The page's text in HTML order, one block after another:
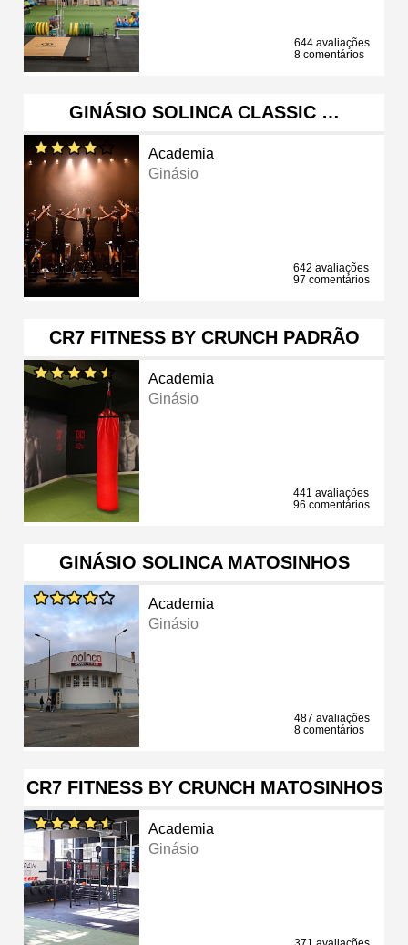
644 avaliações
8 comentários
GINÁSIO SOLINCA CLASSIC …
Academia
Ginásio
642 avaliações
97 comentários
CR7 FITNESS BY CRUNCH PADRÃO
Academia
Ginásio
441 avaliações
96 comentários
GINÁSIO SOLINCA MATOSINHOS
Academia
Ginásio
487 avaliações
8 comentários
CR7 FITNESS BY CRUNCH MATOSINHOS
Academia
Ginásio